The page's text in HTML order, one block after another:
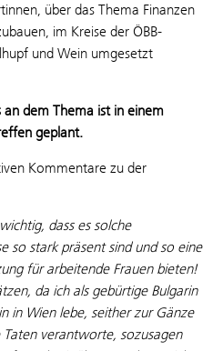
über das Thema Finanzen
im Kreise der ÖBB-
und Wein umgesetzt
dem Thema ist in einem
geplant.
Kommentare zu der
dass es solche
so stark präsent sind und so eine
für arbeitende Frauen bieten!
da ich als gebürtige Bulgarin
in Wien lebe, seither zur Gänze
verantworte, sozusagen